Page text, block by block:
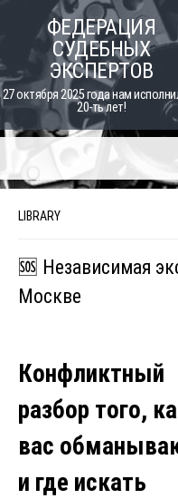
content
ФЕДЕРАЦИЯ
СУДЕБНЫХ
ЭКСПЕРТОВ
27 октября 2025 года нам
20-ть лет!
LIBRARY
🆘 Независимая
Москве
Конфликтный
разбор того,
вас
и где искать